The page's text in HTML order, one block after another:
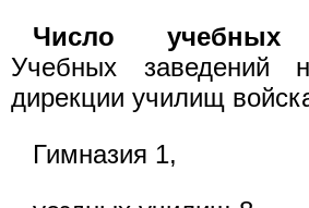
Число учебных
Учебных заведений
дирекции училищ
Гимназия 1,